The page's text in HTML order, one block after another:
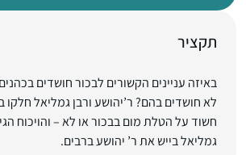
תקציר
באיזה עניינים הקשורים לבכור חושדים
לא חושדים בהם? ר’יהושע ורבן גמליאל חלקו
חשוד על הטלת מום בבכור או לא – והויכוח
גמליאל בייש את ר’ יהושע ברבים.